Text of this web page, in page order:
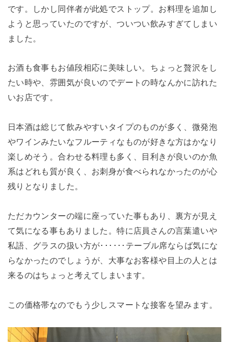
です。しかし同伴者が此処でストップ。お料理を追加し
ようと思っていたのですが、ついつい飲みすぎてしまい
ました。
お酒も食事もお値段相応に美味しい。ちょっと贅沢をし
たい時や、雰囲気が良いのでデートの時なんかに訪れた
いお店です。
日本酒は総じて飲みやすいタイプのものが多く、微発泡
やワインみたいなフルーティなものが好きな方はかなり
楽しめそう。合わせる料理も多く、目利きが良いのか魚
系はどれも質が良く、お刺身が食べられなかったのが心
残りとなりました。
ただカウンターの端に座っていた事もあり、裏方が見え
て気になる事もありました。特に店員さんの言葉遣いや
私語、グラスの扱い方が･･････テーブル席ならば気にな
らなかったのでしょうが、大事なお客様や目上の人とは
来るのはちょっと考えてしまいます。
この価格帯なのでもう少しスマートな接客を望みます。